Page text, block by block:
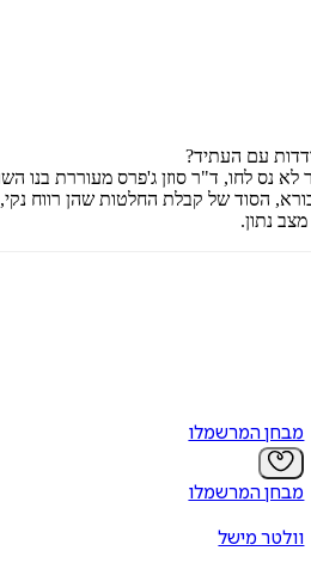
עם העתיד?
לחו, ד"ר סוזן ג'פרס מעוררת בנו
הסוד של קבלת החלטות שהן רווח
נתון.
מבחן המרשמלו
מבחן המרשמלו
וולטר מישל